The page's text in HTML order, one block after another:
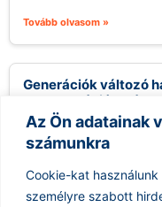
Az Ön adatainak
számunkra
Cookie-kat
személyre szabott
Tovább olvasom »
Generációk változó
a Z generáció a
2026.08.07.
Az utóbbi évek
házasságok száma
különösen az újabb